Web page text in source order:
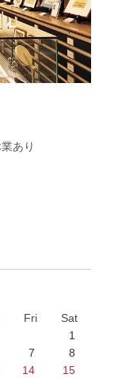
あり
Fri
Sat
1
7
8
14
15